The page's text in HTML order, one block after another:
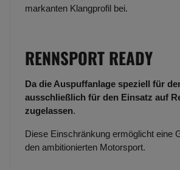
markanten Klangprofil bei.
RENNSPORT READY
Da die Auspuffanlage speziell für
ausschließlich für den Einsatz auf
zugelassen.
Diese Einschränkung ermöglicht eine
den ambitionierten Motorsport.